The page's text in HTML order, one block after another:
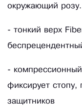
окружающий розу.
- тонкий верх
-
фиксирует стопу,
защитников